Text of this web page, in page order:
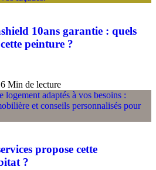
10ans garantie : quels
peinture ?
Min de lecture
propose cette
?